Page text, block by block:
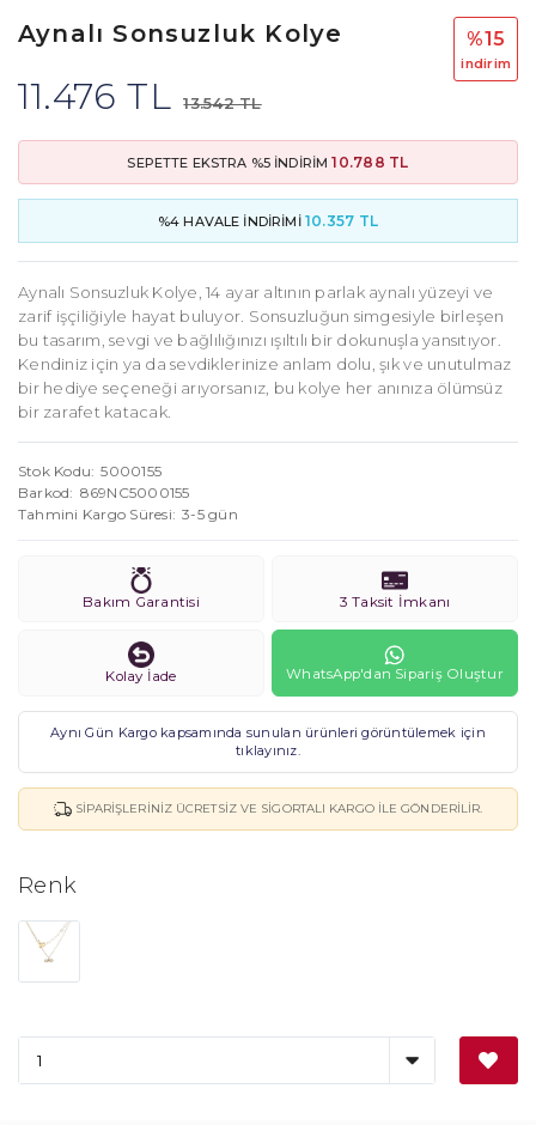
Aynalı Sonsuzluk Kolye
11.476 TL 13.542 TL
%15
i̇ndi̇ri̇m
SEPETTE EKSTRA %5 İNDİRİM10.788 TL
%4 HAVALE İNDİRİMİ 10.357 TL
Aynalı Sonsuzluk Kolye, 14 ayar altının parlak aynalı yüzeyi ve
zarif işçiliğiyle hayat buluyor. Sonsuzluğun simgesiyle birleşen
bu tasarım, sevgi ve bağlılığınızı ışıltılı bir dokunuşla yansıtıyor.
Kendiniz için ya da sevdiklerinize anlam dolu, şık ve unutulmaz
bir hediye seçeneği arıyorsanız, bu kolye her anınıza ölümsüz
bir zarafet katacak.
Stok Kodu
5000155
Barkod
869NC5000155
Tahmini Kargo Süresi
3-5 gün
Bakım Garantisi 3 Taksit İmkanı
Kolay İade WhatsApp'dan Sipariş Oluştur
Aynı Gün Kargo kapsamında sunulan ürünleri görüntülemek için
tıklayınız.
SIPARIŞLERINIZ ÜCRETSIZ VE SIGORTALI KARGO ILE GÖNDERILIR.
Renk